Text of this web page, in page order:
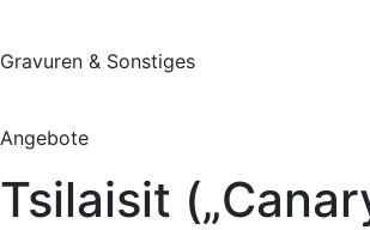
Gravuren & Sonstiges
Angebote
Tsilaisit